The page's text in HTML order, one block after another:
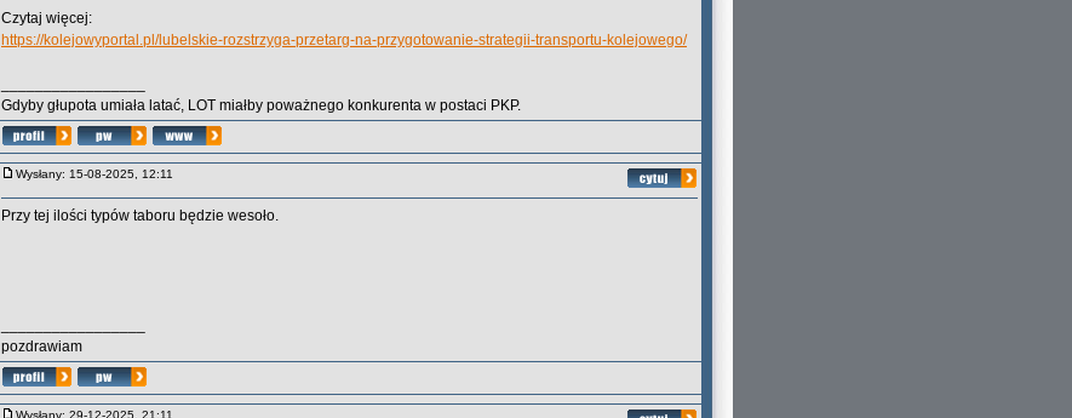
Czytaj więcej:
https://kolejowyportal.pl/lubelskie-rozstrzyga-przetarg-na-przygotowanie-strategii-transportu-kolejowego/
Gdyby głupota umiała latać, LOT miałby poważnego konkurenta w postaci PKP.
Wysłany: 15-08-2025, 12:11
Przy tej ilości typów taboru będzie wesoło.
pozdrawiam
Wysłany: 29-12-2025, 21:11